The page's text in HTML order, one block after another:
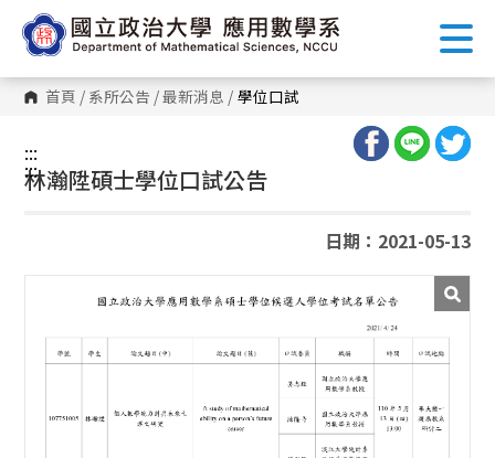
到
主
內
容 首頁 / 系所公告 /最新消息 / 學位口試
:::
:::
林瀚陞碩士學位口試公告
日期：2021-05-13